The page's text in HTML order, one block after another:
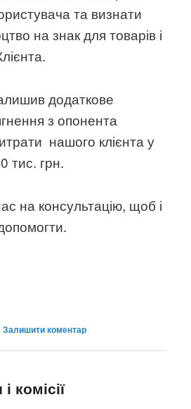
та визнати
на знак для товарів і
додаткове
з опонента
нашого клієнта у
тис. грн.
на консультацію, щоб і
|Залишити коментар
комісії